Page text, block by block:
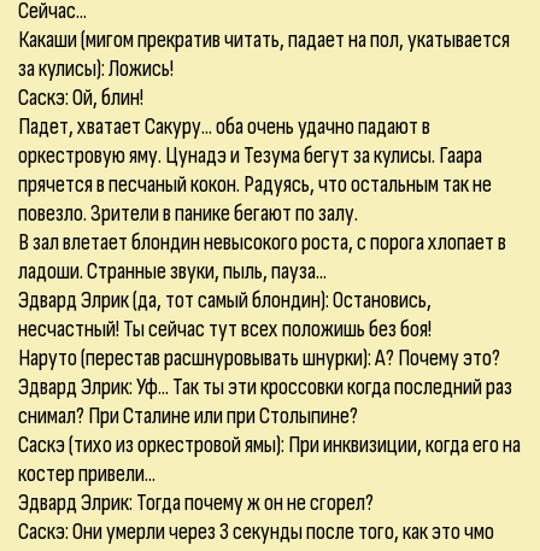
Сейчас...
Какаши (мигом прекратив читать, падает на пол, укатывается
за кулисы): Ложись!
Саскэ: Ой, блин!
Падет, хватает Сакуру... оба очень удачно падают в
оркестровую яму. Цунадэ и Тезума бегут за кулисы. Гаара
прячется в песчаный кокон. Радуясь, что остальным так не
повезло. Зрители в панике бегают по залу.
В зал влетает блондин невысокого роста, с порога хлопает в
ладоши. Странные звуки, пыль, пауза...
Эдвард Элрик (да, тот самый блондин): Остановись,
несчастный! Ты сейчас тут всех положишь без боя!
Наруто (перестав расшнуровывать шнурки): А? Почему это?
Эдвард Элрик: Уф... Так ты эти кроссовки когда последний раз
снимал? При Сталине или при Столыпине?
Саскэ (тихо из оркестровой ямы): При инквизиции, когда его на
костер привели...
Эдвард Элрик: Тогда почему ж он не сгорел?
Саскэ: Они умерли через 3 секунды после того, как это чмо